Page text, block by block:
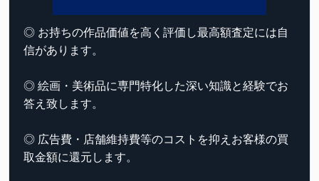
◎ お持ちの作品価値を高く評価し最高額査定には自
信があります。
◎ 絵画・美術品に専門特化した深い知識と経験でお
答え致します。
◎ 広告費・店舗維持費等のコストを抑えお客様の買
取金額に還元します。